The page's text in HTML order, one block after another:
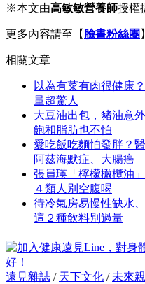
※本文由高敏敏營養師授權
更多內容請至【 臉書粉絲團
相關文章
以為有菜有肉很健康
量超驚人
大豆油出包，豬油意
飽和脂肪也不怕
愛吃飯吃麵怕發胖？
阿茲海默症、大腸癌
張員瑛「檸檬橄欖油
４類人別空腹喝
待冷氣房易慢性缺水
這２種飲料別過量
好！
遠見雜誌 / 天下文化 / 未來